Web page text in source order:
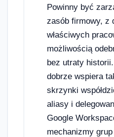
Powinny być
zasób firmowy, z
właściwych
możliwością
bez utraty
dobrze wspiera
skrzynki
aliasy i
Google
mechanizmy